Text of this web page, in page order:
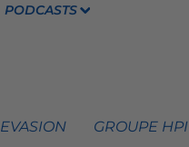
PODCASTS
GROUPE HPI